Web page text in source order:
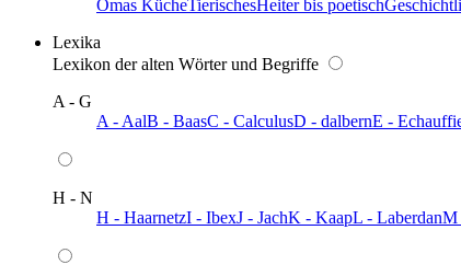
Omas KücheTierischesHeiter bis poetisch
Lexika
Lexikon der alten Wörter und Begriffe
A - G
A - AalB - BaasC - CalculusD - dalbernE -
H - N
H - HaarnetzI - IbexJ - JachK - KaapL - LaberdanM